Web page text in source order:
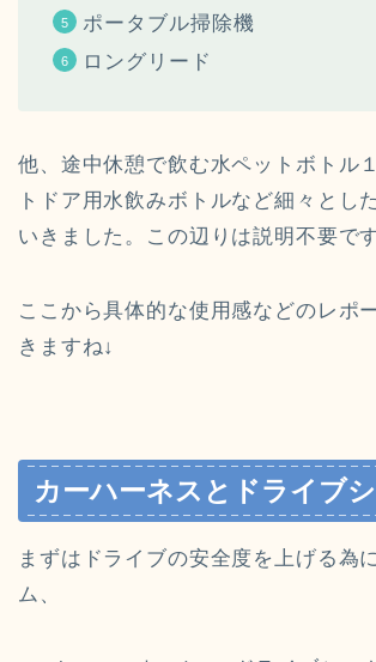
ポータブル掃除機
ロングリード
他、途中休憩で飲む水ペットボトル
トドア用水飲みボトルなど細々とし
いきました。この辺りは説明不要で
ここから具体的な使用感などのレポ
きますね↓
カーハーネスとドライブ
まずはドライブの安全度を上げる為
ム、